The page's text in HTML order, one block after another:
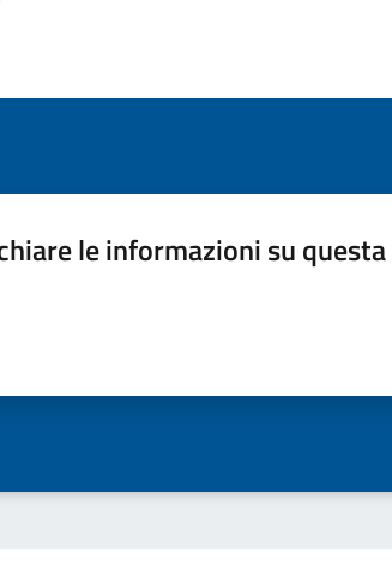
le informazioni su questa